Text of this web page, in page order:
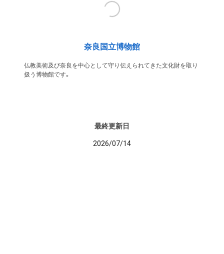
奈良国立博物館
仏教美術及び奈良を中心として守り伝えられてきた文化財を取り
扱う博物館です。
最終更新日
2026/07/14